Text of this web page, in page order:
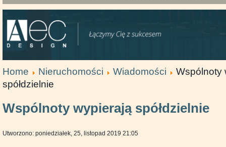
Home Nieruchomości Wiadomości
Wspólnoty
spółdzielnie
Wspólnoty wypierają spółdzielnie
Utworzono: poniedziałek, 25, listopad 2019 21:05